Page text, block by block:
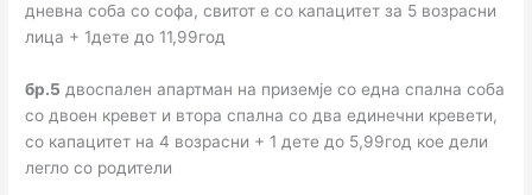
дневна соба со софа, свитот е со капацитет за 5 возрасни
лица + 1дете до 11,99год
бр.5 двоспален апартман на приземје со една спална соба
со двоен кревет и втора спална со два единечни кревети,
со капацитет на 4 возрасни + 1 дете до 5,99год кое дели
легло со родители